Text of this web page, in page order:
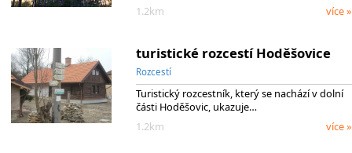
1.2km
více »
turistické rozcestí Hoděšovice
Rozcestí
Turistický rozcestník, který se nachází v dolní
části Hoděšovic, ukazuje…
1.2km
více »